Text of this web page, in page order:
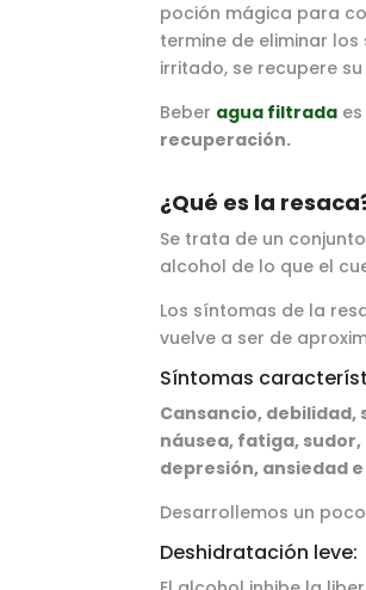
poción mágica para
termine de eliminar
irritado, se recupere
Beber agua filtrada
recuperación.
¿Qué es la
Se trata de un
alcohol de lo que el
Los síntomas de la
vuelve a ser de
Síntomas
Cansancio, debilidad,
náusea, fatiga,
depresión, ansiedad
Desarrollemos un
Deshidratación leve: